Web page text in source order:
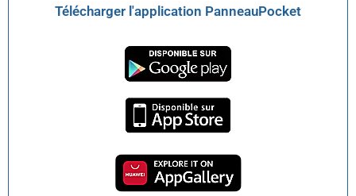
Télécharger l'application PanneauPocket